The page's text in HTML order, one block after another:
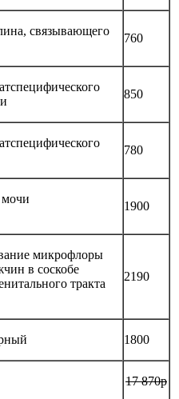
связывающего
760
850
780
мочи
1900
микрофлоры
в соскобе
тракта
2190
1800
17 870р